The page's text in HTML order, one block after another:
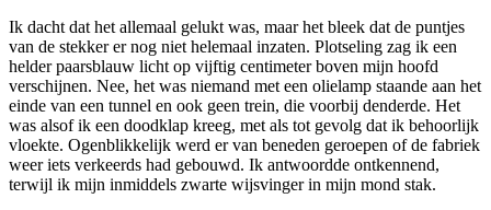
Ik dacht dat het allemaal gelukt was, maar het bleek dat de puntjes
van de stekker er nog niet helemaal inzaten. Plotseling zag ik een
helder paarsblauw licht op vijftig centimeter boven mijn hoofd
verschijnen. Nee, het was niemand met een olielamp staande aan het
einde van een tunnel en ook geen trein, die voorbij denderde. Het
was alsof ik een doodklap kreeg, met als tot gevolg dat ik behoorlijk
vloekte. Ogenblikkelijk werd er van beneden geroepen of de fabriek
weer iets verkeerds had gebouwd. Ik antwoordde ontkennend,
terwijl ik mijn inmiddels zwarte wijsvinger in mijn mond stak.